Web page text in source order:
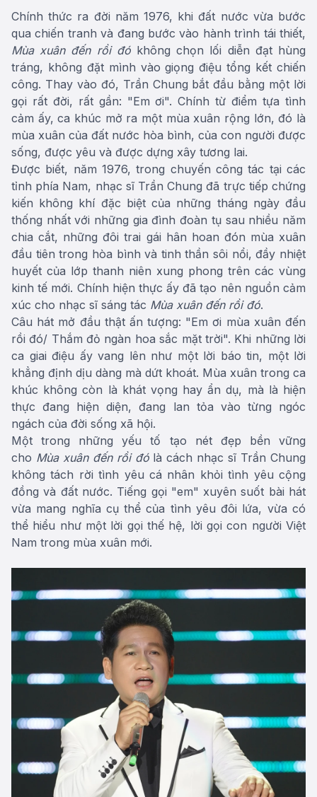
Chính thức ra đời năm 1976, khi đất nước vừa bước
qua chiến tranh và đang bước vào hành trình tái thiết,
Mùa xuân đến rồi đókhông chọn lối diễn đạt hùng
tráng, không đặt mình vào giọng điệu tổng kết chiến
công. Thay vào đó, Trần Chung bắt đầu bằng một lời
gọi rất đời, rất gần: "Em ơi". Chính từ điểm tựa tình
cảm ấy, ca khúc mở ra một mùa xuân rộng lớn, đó là
mùa xuân của đất nước hòa bình, của con người được
sống, được yêu và được dựng xây tương lai.
Được biết, năm 1976, trong chuyến công tác tại các
tỉnh phía Nam, nhạc sĩ Trần Chung đã trực tiếp chứng
kiến không khí đặc biệt của những tháng ngày đầu
thống nhất với những gia đình đoàn tụ sau nhiều năm
chia cắt, những đôi trai gái hân hoan đón mùa xuân
đầu tiên trong hòa bình và tinh thần sôi nổi, đầy nhiệt
huyết của lớp thanh niên xung phong trên các vùng
kinh tế mới. Chính hiện thực ấy đã tạo nên nguồn cảm
xúc cho nhạc sĩ sáng tác Mùa xuân đến rồi đó.
Câu hát mở đầu thật ấn tượng: "Em ơi mùa xuân đến
rồi đó/ Thắm đỏ ngàn hoa sắc mặt trời". Khi những lời
ca giai điệu ấy vang lên như một lời báo tin, một lời
khẳng định dịu dàng mà dứt khoát. Mùa xuân trong ca
khúc không còn là khát vọng hay ẩn dụ, mà là hiện
thực đang hiện diện, đang lan tỏa vào từng ngóc
ngách của đời sống xã hội.
Một trong những yếu tố tạo nét đẹp bền vững
cho Mùa xuân đến rồi đólà cách nhạc sĩ Trần Chung
không tách rời tình yêu cá nhân khỏi tình yêu cộng
đồng và đất nước. Tiếng gọi "em" xuyên suốt bài hát
vừa mang nghĩa cụ thể của tình yêu đôi lứa, vừa có
thể hiểu như một lời gọi thế hệ, lời gọi con người Việt
Nam trong mùa xuân mới.